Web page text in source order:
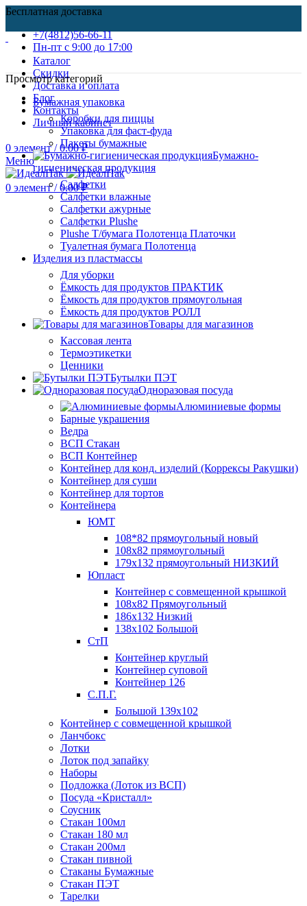
Бесплатная доставка
+7(4812)56-66-11
Пн-пт c 9:00 до 17:00
Каталог
Скидки
Доставка и оплата
Блог
Контакты
Личный кабинет
0 элемент / 0.00₽
Меню
0 элемент / 0.00₽
Просмотр категорий
Бумажная упаковка
Коробки для пиццы
Упаковка для фаст-фуда
Пакеты бумажные
Бумажно-
гигиеническая продукция
Салфетки
Салфетки влажные
Салфетки ажурные
Салфетки Plushe
Plushe Т/бумага Полотенца Платочки
Туалетная бумага Полотенца
Изделия из пластмассы
Для уборки
Ёмкость для продуктов ПРАКТИК
Ёмкость для продуктов прямоугольная
Ёмкость для продуктов РОЛЛ
Товары для магазинов
Кассовая лента
Термоэтикетки
Ценники
Бутылки ПЭТ
Одноразовая посуда
Алюминиевые формы
Барные украшения
Ведра
ВСП Стакан
ВСП Контейнер
Контейнер для конд. изделий (Коррексы Ракушки)
Контейнер для суши
Контейнер для тортов
Контейнера
ЮМТ
108*82 прямоугольный новый
108х82 прямоугольный
179х132 прямоугольный НИЗКИЙ
Юпласт
Контейнер с совмещенной крышкой
108х82 Прямоугольный
186х132 Низкий
138х102 Большой
СтП
Контейнер круглый
Контейнер суповой
Контейнер 126
С.П.Г.
Большой 139х102
Контейнер с совмещенной крышкой
Ланчбокс
Лотки
Лоток под запайку
Наборы
Подложка (Лоток из ВСП)
Посуда «Кристалл»
Соусник
Стакан 100мл
Стакан 180 мл
Стакан 200мл
Стакан пивной
Стаканы Бумажные
Стакан ПЭТ
Тарелки